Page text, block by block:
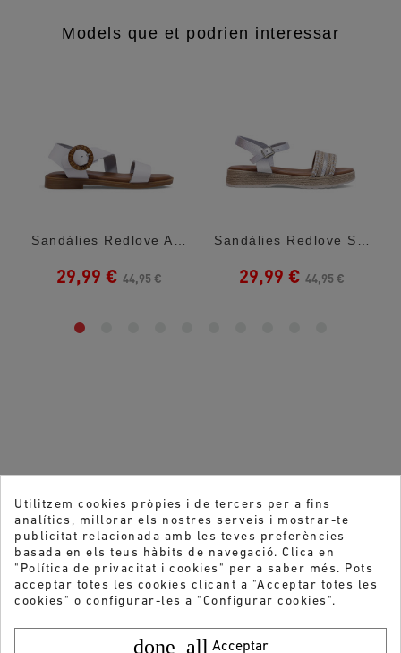
Models que et podrien interessar
29,99 € 44,95 € 29,99 € 44,95 €
Utilitzem cookies pròpies i de tercers per a fins
analítics, millorar els nostres serveis i mostrar-te
publicitat relacionada amb les teves preferències
basada en els teus hàbits de navegació. Clica en
"Política de privacitat i cookies" per a saber més. Pots
acceptar totes les cookies clicant a "Acceptar totes les
cookies" o configurar-les a "Configurar cookies".
done_all Acceptar